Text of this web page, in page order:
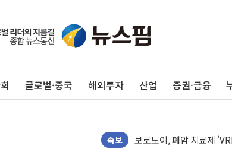
글로벌·중국 해외투자 산업 증권·금융
속보
'변기 수리' 집주인에게 흉
워트, 상반기 영업이익 30억
NH농협생명, 농작업 중
아바코, 2분기 매출 120억
보로노이, 폐암 치료제